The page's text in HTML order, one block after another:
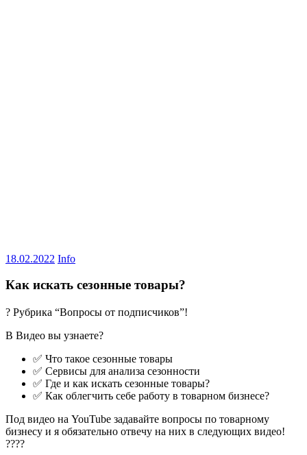
18.02.2022 Info
Как искать сезонные товары?
? Рубрика “Вопросы от подписчиков”!⠀
В Видео вы узнаете?
✅ Что такое сезонные товары
✅ Сервисы для анализа сезонности
✅ Где и как искать сезонные товары?
✅ Как облегчить себе работу в товарном бизнесе?
Под видео на YouTube задавайте вопросы по товарному
бизнесу и я обязательно отвечу на них в следующих видео!
????